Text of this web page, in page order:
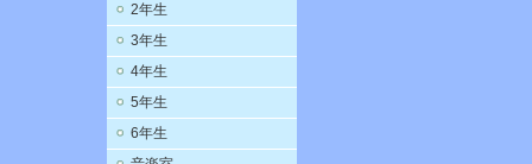
2年生
3年生
4年生
5年生
6年生